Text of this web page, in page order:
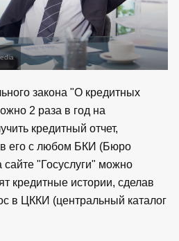
закона "О кредитных
2 раза в год на
кредитный отчет,
его с любом БКИ (Бюро
"Госуслуги" можно
кредитные истории, сделав
в ЦККИ (центральный каталог